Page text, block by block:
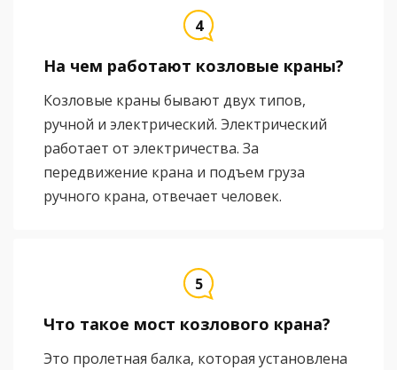
На чем работают козловые краны?
Козловые краны бывают двух типов,
ручной и электрический. Электрический
работает от электричества. За
передвижение крана и подъем груза
ручного крана, отвечает человек.
Что такое мост козлового крана?
Это пролетная балка, которая установлена